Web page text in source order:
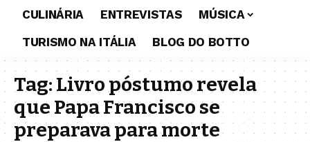
CULINÁRIA
ENTREVISTAS
MÚSICA
TURISMO NA ITÁLIA
BLOG DO BOTTO
Tag:Livro póstumo revela
que Papa Francisco se
preparava para morte